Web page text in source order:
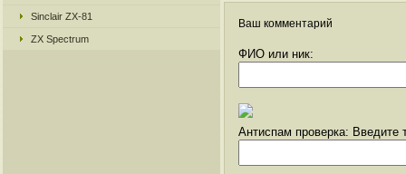
Sinclair ZX-81
ZX Spectrum
Ваш комментарий
ФИО или ник:
Антиспам проверка: Введите